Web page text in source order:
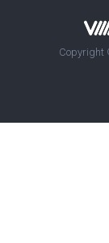
Copyright